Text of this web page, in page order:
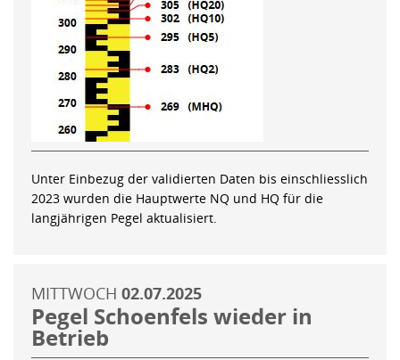
Unter Einbezug der validierten Daten bis einschliesslich
2023 wurden die Hauptwerte NQ und HQ für die
langjährigen Pegel aktualisiert.
MITTWOCH 02.07.2025
Pegel Schoenfels wieder in
Betrieb